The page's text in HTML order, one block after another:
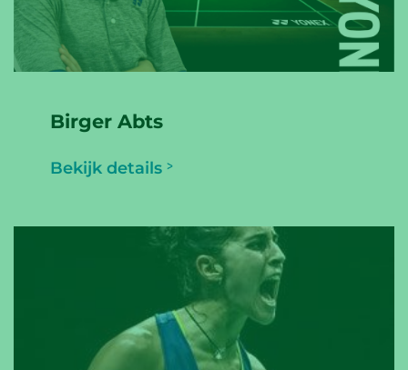
Birger Abts
Bekijk details